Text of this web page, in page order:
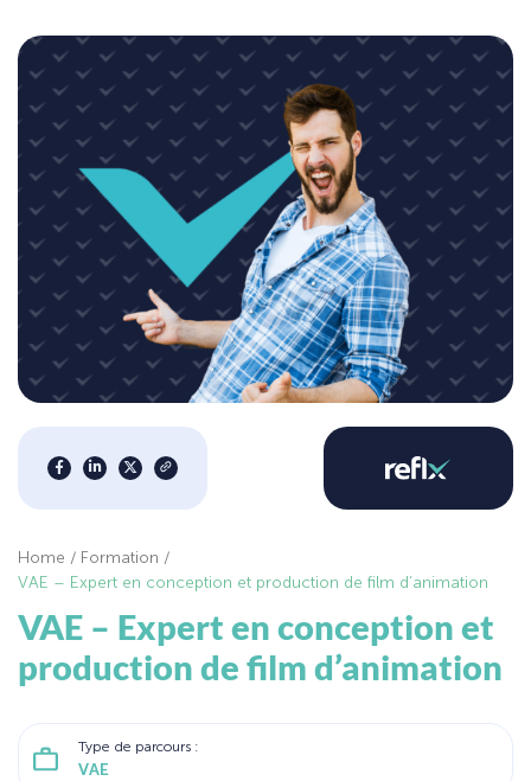
Home / Formation /
VAE – Expert en conception et production de film d’animation
VAE – Expert en conception et
production de film d’animation
Type de parcours :
VAE